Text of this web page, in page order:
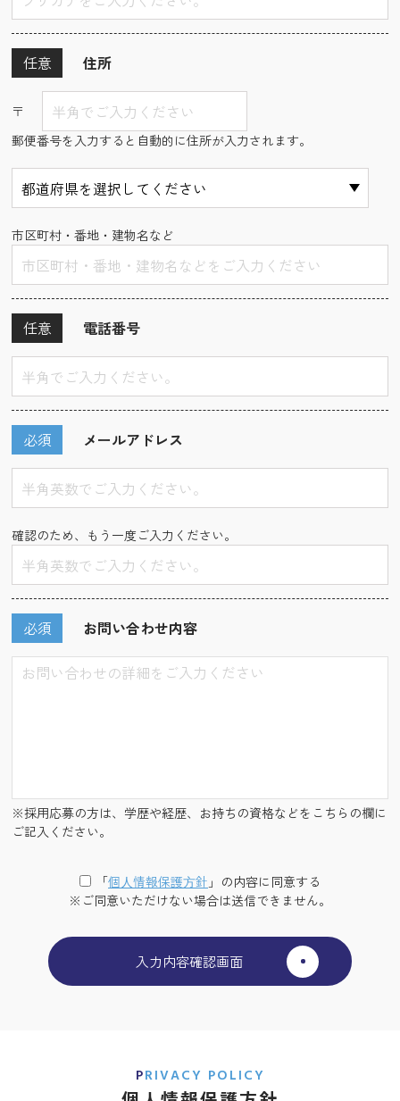
住所
任意
〒
郵便番号を入力すると自動的に住所が入力されます。
市区町村・番地・建物名など
電話番号
任意
メールアドレス
必須
確認のため、もう一度ご入力ください。
お問い合わせ内容
必須
※採用応募の方は、学歴や経歴、お持ちの資格などをこちらの欄に
ご記入ください。
「個⼈情報保護⽅針 」の内容に同意する
※ご同意いただけない場合は送信できません。
PRIVACY POLICY